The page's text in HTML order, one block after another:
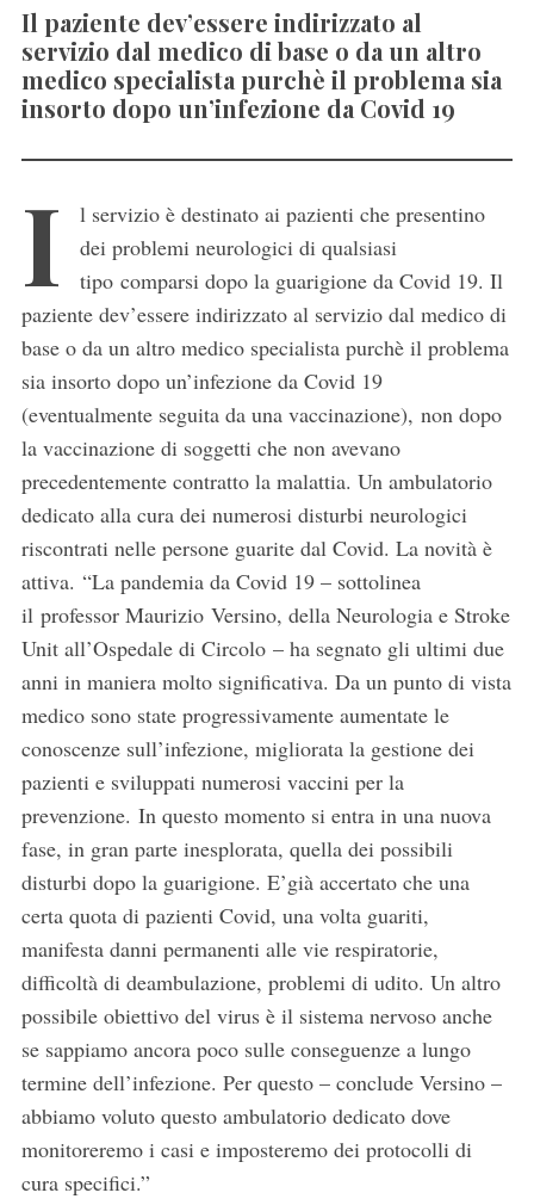
Il paziente dev’essere indirizzato al
servizio dal medico di base o da un altro
medico specialista purchè il problema sia
insorto dopo un’infezione da Covid 19
I
l servizio è destinato ai pazienti che presentino
dei problemi neurologici di qualsiasi
tipo comparsi dopo la guarigione da Covid 19. Il
paziente dev’essere indirizzato al servizio dal medico di
base o da un altro medico specialista purchè il problema
sia insorto dopo un’infezione da Covid 19
(eventualmente seguita da una vaccinazione), non dopo
la vaccinazione di soggetti che non avevano
precedentemente contratto la malattia. Un ambulatorio
dedicato alla cura dei numerosi disturbi neurologici
riscontrati nelle persone guarite dal Covid. La novità è
attiva. “La pandemia da Covid 19 – sottolinea
il professor Maurizio Versino, della Neurologia e Stroke
Unit all’Ospedale di Circolo – ha segnato gli ultimi due
anni in maniera molto significativa. Da un punto di vista
medico sono state progressivamente aumentate le
conoscenze sull’infezione, migliorata la gestione dei
pazienti e sviluppati numerosi vaccini per la
prevenzione. In questo momento si entra in una nuova
fase, in gran parte inesplorata, quella dei possibili
disturbi dopo la guarigione. E’già accertato che una
certa quota di pazienti Covid, una volta guariti,
manifesta danni permanenti alle vie respiratorie,
difficoltà di deambulazione, problemi di udito. Un altro
possibile obiettivo del virus è il sistema nervoso anche
se sappiamo ancora poco sulle conseguenze a lungo
termine dell’infezione. Per questo – conclude Versino –
abbiamo voluto questo ambulatorio dedicato dove
monitoreremo i casi e imposteremo dei protocolli di
cura specifici.”